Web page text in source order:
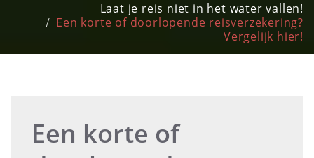
Laat je reis niet in het water vallen!
Een korte of doorlopende reisverzekering?
Vergelijk hier!
Een korte of